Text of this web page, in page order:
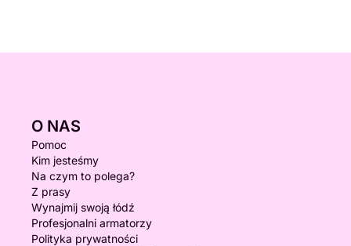
O NAS
Pomoc
Kim jesteśmy
Na czym to polega?
Z prasy
Wynajmij swoją łódź
Profesjonalni armatorzy
Polityka prywatności